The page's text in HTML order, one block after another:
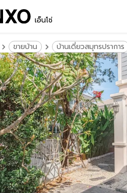
เอ็นโซ่
ขายบ้าน บ้านเดี่ยวสมุทรปราการ